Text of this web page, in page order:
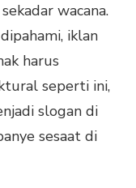
wacana.
iklan
harus
seperti ini,
slogan di
sesaat di